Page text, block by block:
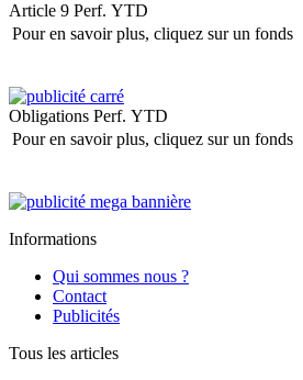
Article 9 Perf. YTD
Pour en savoir plus, cliquez sur un fonds
Obligations Perf. YTD
Pour en savoir plus, cliquez sur un fonds
Informations
Qui sommes nous ?
Contact
Publicités
Tous les articles